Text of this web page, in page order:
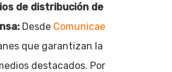
de distribución de
Desde Comunicae
que garantizan la
destacados. Por